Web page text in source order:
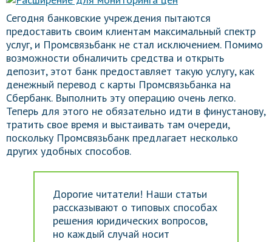
Сегодня банковские учреждения пытаются
предоставить своим клиентам максимальный спектр
услуг, и Промсвязьбанк не стал исключением. Помимо
возможности обналичить средства и открыть
депозит, этот банк предоставляет такую услугу, как
денежный перевод с карты Промсвязьбанка на
Сбербанк. Выполнить эту операцию очень легко.
Теперь для этого не обязательно идти в финустанову,
тратить свое время и выстаивать там очереди,
поскольку Промсвязьбанк предлагает несколько
других удобных способов.
Дорогие читатели! Наши статьи
рассказывают о типовых способах
решения юридических вопросов,
но каждый случай носит